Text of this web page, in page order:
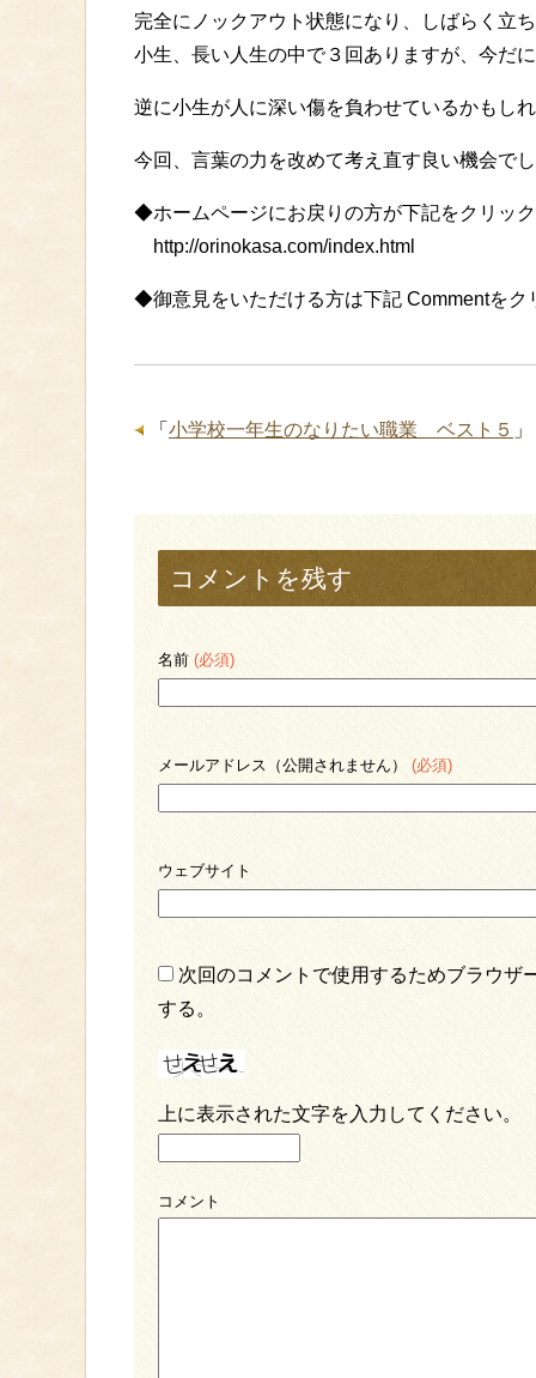
完全にノックアウト状態になり、しばらく立
小生、長い人生の中で３回ありますが、今だ
逆に小生が人に深い傷を負わせているかもし
今回、言葉の力を改めて考え直す良い機会で
◆ホームページにお戻りの方が下記をクリッ
http://orinokasa.com/index.html
◆御意見をいただける方は下記 Commentをク
「 小学校一年生のなりたい職業 ベスト５ 」
コメントを残す
名前 (必須)
メールアドレス（公開されません） (必須)
ウェブサイト
次回のコメントで使用するためブラウザ
する。
上に表示された文字を入力してください。
コメント